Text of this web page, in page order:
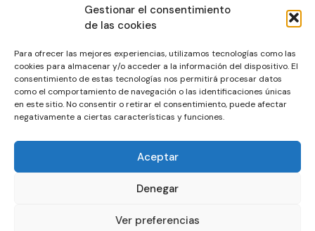
Gestionar el consentimiento
de las cookies
Para ofrecer las mejores experiencias, utilizamos tecnologías como las
cookies para almacenar y/o acceder a la información del dispositivo. El
consentimiento de estas tecnologías nos permitirá procesar datos
como el comportamiento de navegación o las identificaciones únicas
en este sitio. No consentir o retirar el consentimiento, puede afectar
negativamente a ciertas características y funciones.
Aceptar
Denegar
Ver preferencias
© La Servilleta - El Blog de Paco Prieto